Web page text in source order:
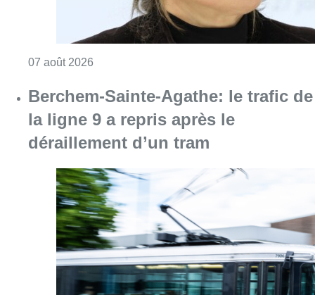
07 août 2026Consulter l'article "Berchem-Sainte-Agathe:
Le Brussels Dance Festival revient
du 14 au 23 août